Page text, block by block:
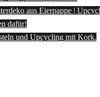
aus Eierpappe |
dafür!
und Upcycling mit Kork.